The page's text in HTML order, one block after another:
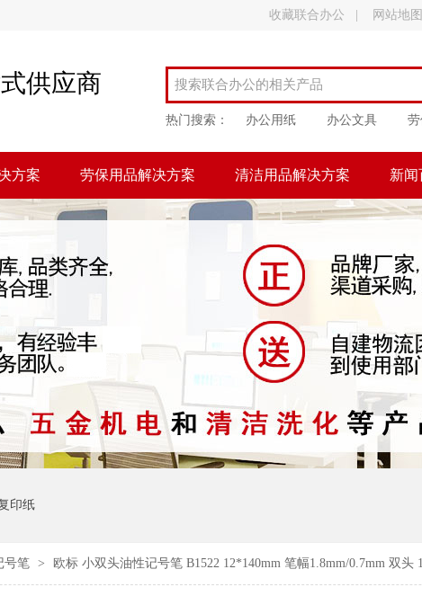
收藏联合办公 网站地图
供应商
热门搜索： 办公用纸 办公文具
方案 劳保用品解决方案 清洁用品解决方案 新闻
印纸
号笔 > 欧标 小双头油性记号笔 B1522 12*140mm 笔幅1.8mm/0.7mm 双头